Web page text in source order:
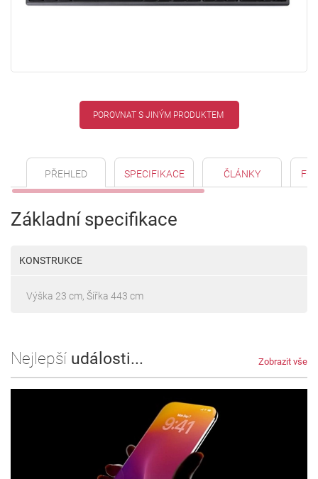
POROVNAT S JINÝM PRODUKTEM
PŘEHLED SPECIFIKACE ČLÁNKY
Základní specifikace
KONSTRUKCE
Výška 23 cm, Šířka 443 cm
Nejlepší události... Zobrazit vše